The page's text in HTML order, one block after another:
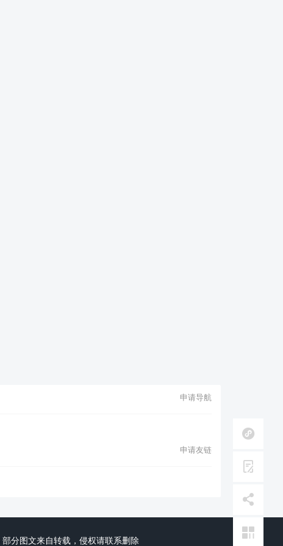
申请导航
申请友链
部分图文来自转载，侵权请联系删除